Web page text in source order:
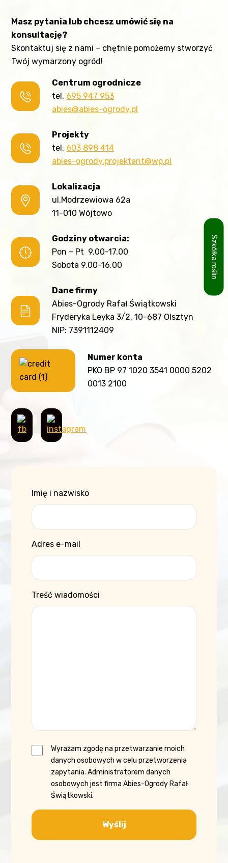
Masz pytania lub chcesz umówić się na
konsultację?
Skontaktuj się z nami – chętnie pomożemy stworzyć
Twój wymarzony ogród!
Centrum ogrodnicze
tel. 695 947 953
abies@abies-ogrody.pl
Projekty
tel. 603 898 414
abies-ogrody.projektant@wp.pl
Lokalizacja
ul.Modrzewiowa 62a
11-010 Wójtowo
Godziny otwarcia:
Pon – Pt 9.00-17.00
Sobota 9.00-16.00
Dane firmy
Abies-Ogrody Rafał Świątkowski
Fryderyka Leyka 3/2, 10-687 Olsztyn
NIP: 7391112409
Numer konta
PKO BP 97 1020 3541 0000 5202
0013 2100
Imię i nazwisko
Adres e-mail
Treść wiadomości
Wyrażam zgodę na przetwarzanie moich
danych osobowych w celu przetworzenia
zapytania. Administratorem danych
osobowych jest firma Abies-Ogrody Rafał
Świątkowski.
Szkółka roślin